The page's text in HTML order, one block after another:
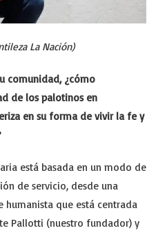
La Nación)
comunidad, ¿cómo
de los palotinos en
en su forma de vivir la fe y
está basada en un modo de
de servicio, desde una
humanista que está centrada
Pallotti (nuestro fundador) y